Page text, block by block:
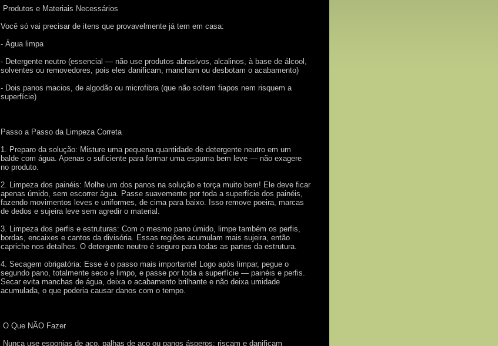
Produtos e Materiais Necessários
Você só vai precisar de itens que provavelmente já tem em casa:
- Água limpa
- Detergente neutro (essencial — não use produtos abrasivos, alcalinos, à base de álcool,
solventes ou removedores, pois eles danificam, mancham ou desbotam o acabamento)
- Dois panos macios, de algodão ou microfibra (que não soltem fiapos nem risquem a
superfície)
Passo a Passo da Limpeza Correta
1. Preparo da solução: Misture uma pequena quantidade de detergente neutro em um
balde com água. Apenas o suficiente para formar uma espuma bem leve — não exagere
no produto.
2. Limpeza dos painéis: Molhe um dos panos na solução e torça muito bem! Ele deve ficar
apenas úmido, sem escorrer água. Passe suavemente por toda a superfície dos painéis,
fazendo movimentos leves e uniformes, de cima para baixo. Isso remove poeira, marcas
de dedos e sujeira leve sem agredir o material.
3. Limpeza dos perfis e estruturas: Com o mesmo pano úmido, limpe também os perfis,
bordas, encaixes e cantos da divisória. Essas regiões acumulam mais sujeira, então
capriche nos detalhes. O detergente neutro é seguro para todas as partes da estrutura.
4. Secagem obrigatória: Esse é o passo mais importante! Logo após limpar, pegue o
segundo pano, totalmente seco e limpo, e passe por toda a superfície — painéis e perfis.
Secar evita manchas de água, deixa o acabamento brilhante e não deixa umidade
acumulada, o que poderia causar danos com o tempo.
O Que NÃO Fazer
Nunca use esponjas de aço, palhas de aço ou panos ásperos: riscam e danificam